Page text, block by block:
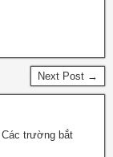
Next Post →
Các trường bắt